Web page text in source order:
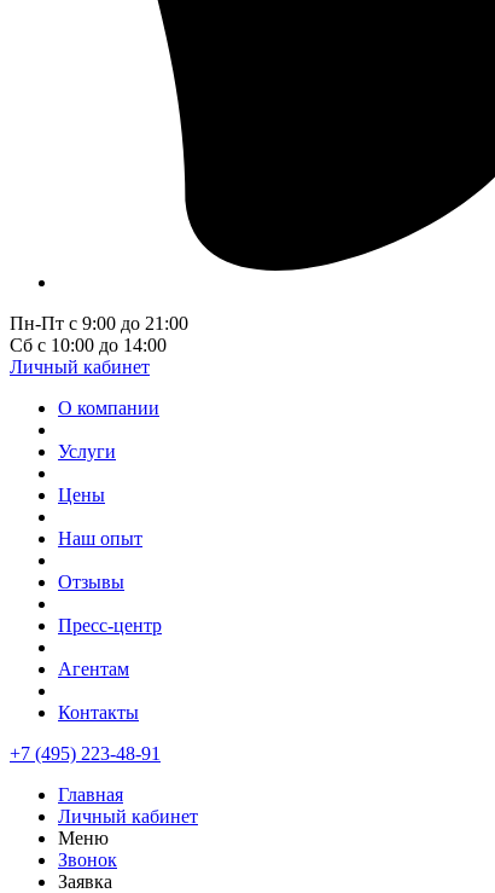
Пн-Пт с 9:00 до 21:00
Сб с 10:00 до 14:00
Личный кабинет
О компании
Услуги
Цены
Наш опыт
Отзывы
Пресс-центр
Агентам
Контакты
+7 (495) 223-48-91
Главная
Личный кабинет
Меню
Звонок
Заявка